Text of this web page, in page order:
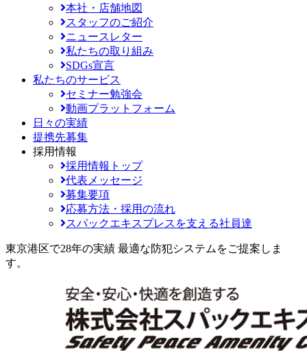
本社・店舗地図
スタッフのご紹介
ニュースレター
私たちの取り組み
SDGs宣言
私たちのサービス
セミナー勉強会
動画プラットフォーム
日々の実績
提携先募集
採用情報
採用情報トップ
代表メッセージ
募集要項
応募方法・採用の流れ
スパックエキスプレスを支える社員達
東京港区で28年の実績 最適な防犯システムをご提案しま
す。